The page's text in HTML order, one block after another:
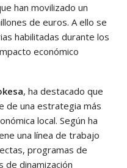
han movilizado un
de euros. A ello se
habilitadas durante los
económico
, ha destacado que
de una estrategia más
local. Según ha
una línea de trabajo
programas de
de dinamización